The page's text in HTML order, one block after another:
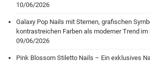
10/06/2026
Galaxy Pop Nails mit Sternen, grafischen
kontrastreichen Farben als moderner Trend
09/06/2026
Pink Blossom Stiletto Nails – Ein exklusives